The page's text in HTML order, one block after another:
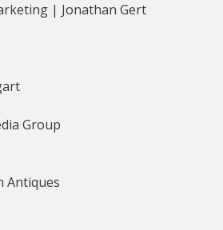
| Jonathan Gert
Group
Antiques